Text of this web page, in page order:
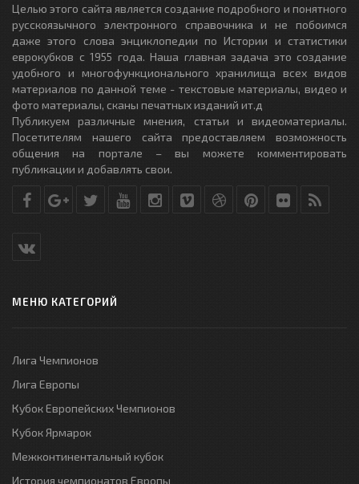
Целью этого сайта является создание подробного и понятного
русскоязычного электронного справочника и не побоимся
даже этого слова энциклопедии по Истории и статистики
еврокубков с 1955 года. Наша главная задача это создание
удобного и многофункционального хранилища всех видов
материалов по данной теме - текстовые материалы, видео и
фото материалы, сканы печатных изданий ит.д
Публикуем различные мнения, статьи и видеоматериалы.
Посетителям нашего сайта предоставляем возможность
общения на портале – вы можете комментировать
публикации и добавлять свои.
МЕНЮ КАТЕГОРИЙ
Лига Чемпионов
Лига Европы
Кубок Европейских Чемпионов
Кубок Ярмарок
Межконтинентальный кубок
История чемпионатов Европы